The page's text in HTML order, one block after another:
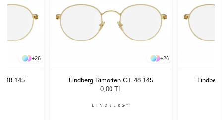
+26
48 145
+26
Lindberg Rimorten GT 48 145
0,00 TL